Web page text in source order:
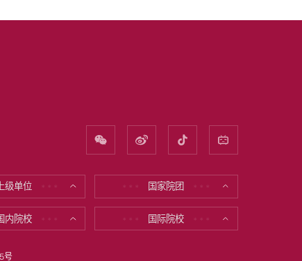
级单位 * * * * * * 国家院团 * * *
内院校 * * * * * * 国际院校 * * *
号